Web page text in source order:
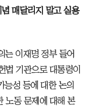
매달리지 말고 실용
는 이재명 정부 들어
법 기관으로 대통령이
능성 등에 대한 논의
노동 문제에 대해 본